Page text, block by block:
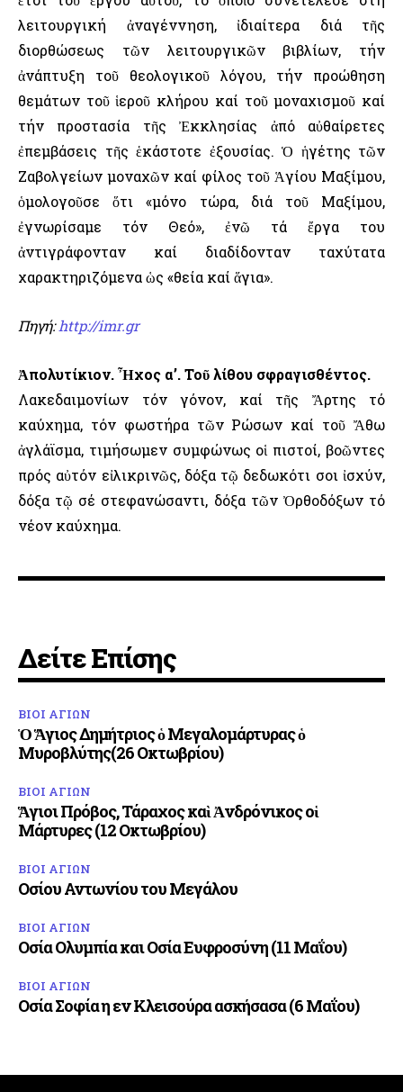
λειτουργική ἀναγέννηση, ἰδιαίτερα διά τῆς
διορθώσεως τῶν λειτουργικῶν βιβλίων, τήν
ἀνάπτυξη τοῦ θεολογικοῦ λόγου, τήν προώθηση
θεμάτων τοῦ ἱεροῦ κλήρου καί τοῦ μοναχισμοῦ καί
τήν προστασία τῆς Ἐκκλησίας ἀπό αὐθαίρετες
ἐπεμβάσεις τῆς ἑκάστοτε ἐξουσίας. Ὁ ἡγέτης τῶν
Ζαβολγείων μοναχῶν καί φίλος τοῦ Ἁγίου Μαξίμου,
ὁμολογοῦσε ὅτι «μόνο τώρα, διά τοῦ Μαξίμου,
ἐγνωρίσαμε τόν Θεό», ἐνῶ τά ἔργα του
ἀντιγράφονταν καί διαδίδονταν ταχύτατα
χαρακτηριζόμενα ὡς «θεία καί ἅγια».
Πηγή:http://imr.gr
Ἀπολυτίκιον. Ἦχος α’. Τοῦ λίθου σφραγισθέντος.
Λακεδαιμονίων τόν γόνον, καί τῆς Ἄρτης τό
καύχημα, τόν φωστήρα τῶν Ρώσων καί τοῦ Ἄθω
ἀγλάϊσμα, τιμήσωμεν συμφώνως οἱ πιστοί, βοῶντες
πρός αὐτόν εἰλικρινῶς, δόξα τῷ δεδωκότι σοι ἰσχύν,
δόξα τῷ σέ στεφανώσαντι, δόξα τῶν Ὀρθοδόξων τό
νέον καύχημα.
Δείτε Επίσης
ΒΙΟΙ ΑΓΙΩΝ
Ὁ Ἅγιος Δημήτριος ὁ Μεγαλομάρτυρας ὁ
Μυροβλύτης(26 Οκτωβρίου)
ΒΙΟΙ ΑΓΙΩΝ
Ἅγιοι Πρόβος, Τάραχος καὶ Ἀνδρόνικος οἱ
Μάρτυρες (12 Οκτωβρίου)
ΒΙΟΙ ΑΓΙΩΝ
Οσίου Αντωνίου του Μεγάλου
ΒΙΟΙ ΑΓΙΩΝ
Οσία Ολυμπία και Οσία Ευφροσύνη (11 Μαΐου)
ΒΙΟΙ ΑΓΙΩΝ
Οσία Σοφία η εν Κλεισούρα ασκήσασα (6 Μαΐου)